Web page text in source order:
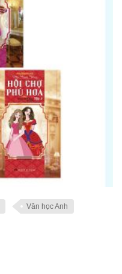
Văn học Anh